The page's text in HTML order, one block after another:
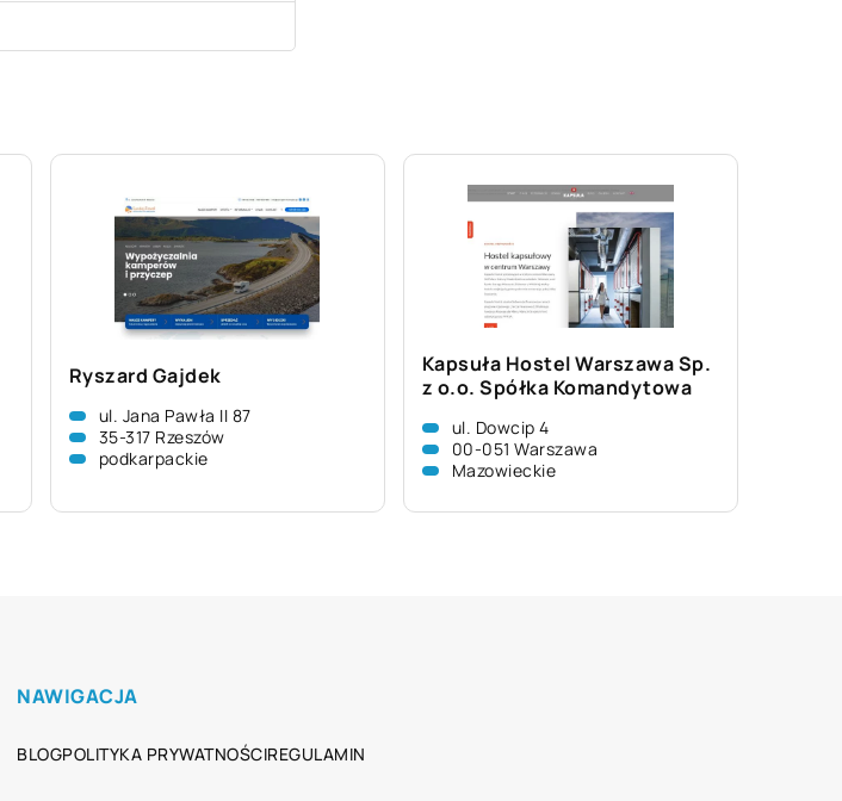
Ryszard Gajdek
ul. Jana Pawła II 87
35-317 Rzeszów
podkarpackie
Kapsuła Hostel Warszawa Sp.
z o.o. Spółka Komandytowa
ul. Dowcip 4
00-051 Warszawa
Mazowieckie
NAWIGACJA
BLOGPOLITYKA PRYWATNOŚCIREGULAMIN